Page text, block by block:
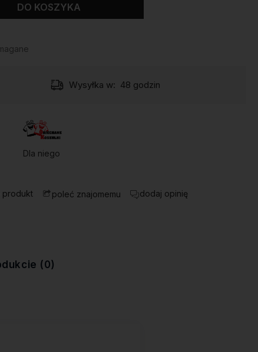
DO KOSZYKA
Wysyłka w: 48 godzin
Dla niego
produkt poleć znajomemu dodaj opinię
(0)